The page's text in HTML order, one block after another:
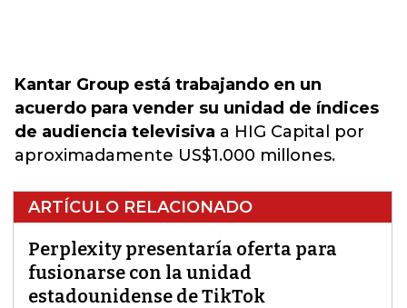
Kantar Group está trabajando en un
acuerdo para vender su unidad de índices
de audiencia televisiva a HIG Capital por
aproximadamente US$1.000 millones.
ARTÍCULO RELACIONADO
Perplexity presentaría oferta para
fusionarse con la unidad
estadounidense de TikTok